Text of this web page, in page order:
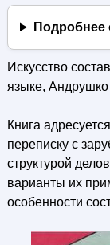
Подробнее
Искусство
языке,
Книга
переписку с
структурой
варианты их
особенности